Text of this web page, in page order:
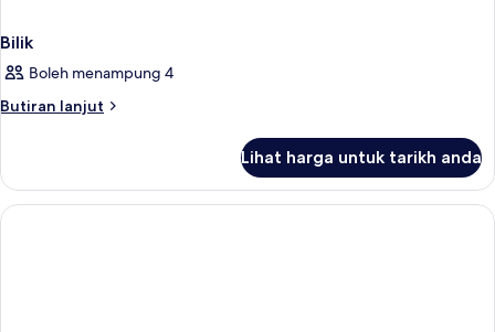
Bilik
Boleh menampung 4
Butiran lanjut
Butiran
Lihat harga untuk tarikh anda